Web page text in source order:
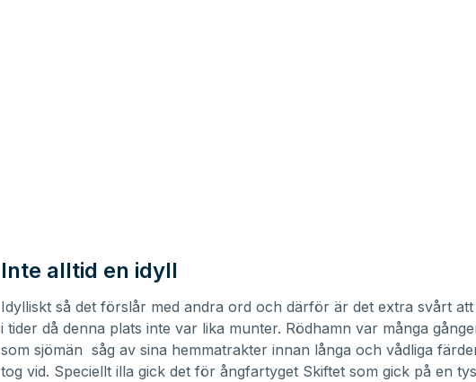
Inte alltid en idyll
Idylliskt så det förslår med andra ord och därför är det extra svårt att
i tider då denna plats inte var lika munter. Rödhamn var många
som sjömän såg av sina hemmatrakter innan långa och vådliga
tog vid. Speciellt illa gick det för ångfartyget Skiftet som gick på en